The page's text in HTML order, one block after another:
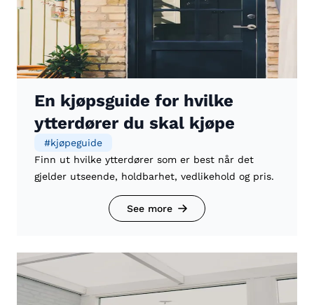
En kjøpsguide for hvilke
ytterdører du skal kjøpe
#kjøpeguide
Finn ut hvilke ytterdører som er best når det
gjelder utseende, holdbarhet, vedlikehold og pris.
See more